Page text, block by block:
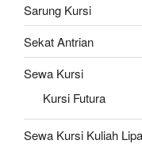
Sarung Kursi
Sekat Antrian
Sewa Kursi
Kursi Futura
Sewa Kursi Kuliah